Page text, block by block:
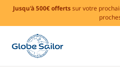
Jusqu'à 500€ offertssur votre